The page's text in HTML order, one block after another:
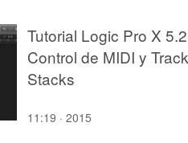
Tutorial Logic Pro X 5.2
Control de MIDI y Track
Stacks
11:19 · 2015